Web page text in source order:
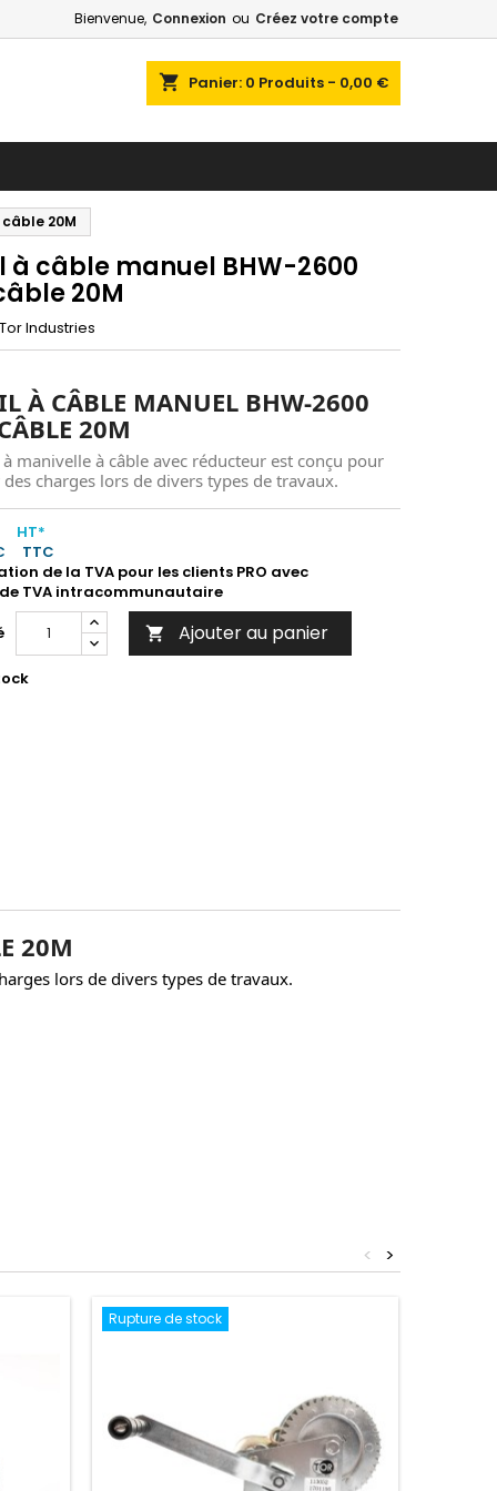
Bienvenue, Connexion ou Créez votre compte
shopping_cart Panier: 0 Produits - 0,00 €
20M
à câble manuel BHW-2600
20M
Tor Industries
À CÂBLE MANUEL BHW-2600
20M
à manivelle à câble avec réducteur est conçu pour
charges lors de divers types de travaux.
HT*
TTC
de la TVA pour les clients PRO avec
TVA intracommunautaire
 Ajouter au panier
20M
lors de divers types de travaux.
>
<
Rupture de stock